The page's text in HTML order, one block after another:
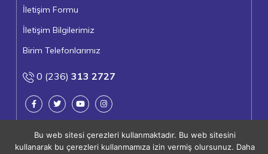
Perşembe, 06
İletişim Formu
İletişim Bilgilerimiz
Birim Telefonlarımız
0 (236) 313 2727
Bu web sitesi çerezleri kullanmaktadır. Bu web sitesini
kullanarak bu çerezleri kullanmamıza izin vermiş olursunuz. Daha